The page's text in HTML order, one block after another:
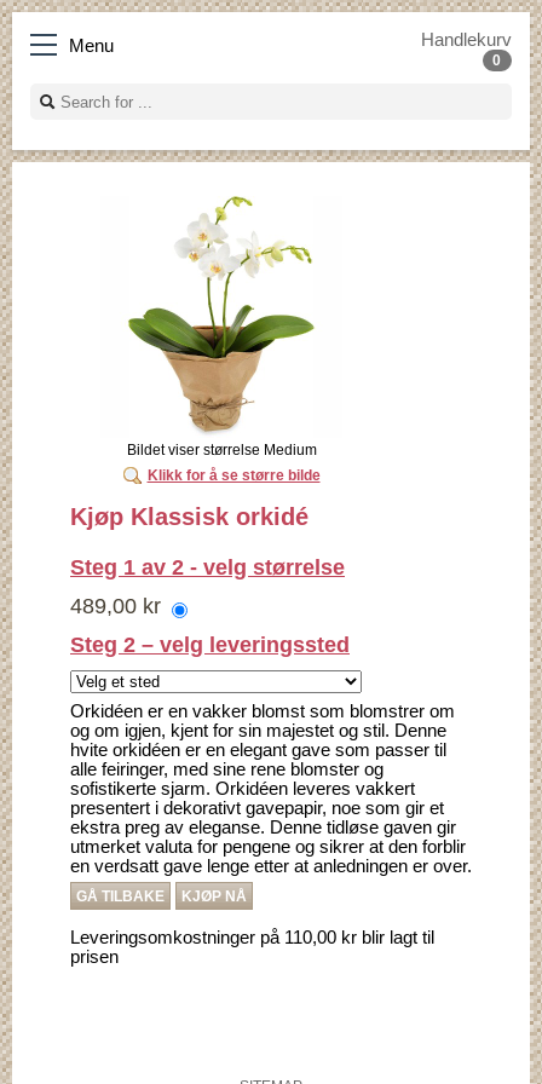
Menu Handlekurv
0
Bildet viser størrelse Medium
Klikk for å se større bilde
Kjøp Klassisk orkidé
Steg 1 av 2 - velg størrelse
489,00 kr
Steg 2 – velg leveringssted
Orkidéen er en vakker blomst som blomstrer om
og om igjen, kjent for sin majestet og stil. Denne
hvite orkidéen er en elegant gave som passer til
alle feiringer, med sine rene blomster og
sofistikerte sjarm. Orkidéen leveres vakkert
presentert i dekorativt gavepapir, noe som gir et
ekstra preg av eleganse. Denne tidløse gaven gir
utmerket valuta for pengene og sikrer at den forblir
en verdsatt gave lenge etter at anledningen er over.
GÅ TILBAKE KJØP NÅ
Leveringsomkostninger på 110,00 kr blir lagt til
prisen